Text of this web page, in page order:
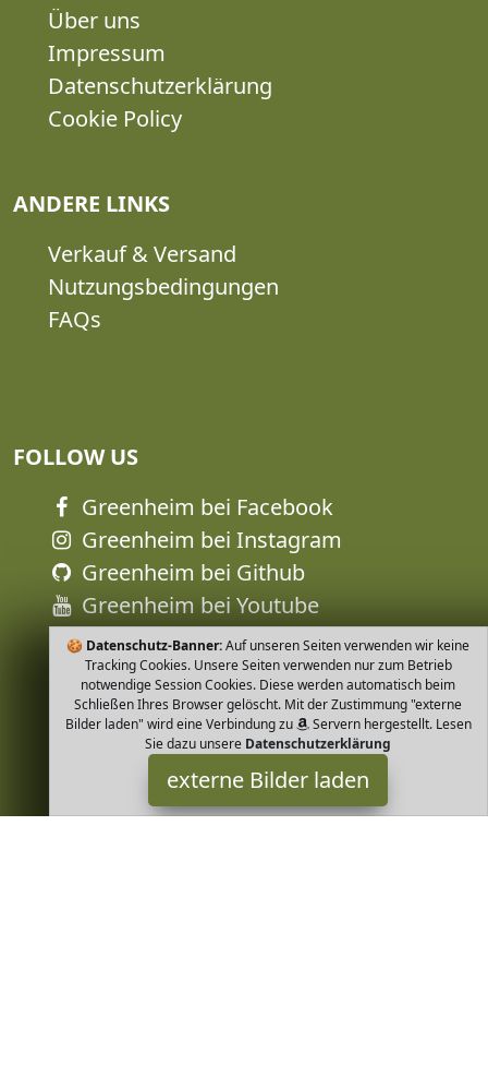
🍪 Datenschutz-Banner:Auf unseren Seiten verwenden wir keine
Tracking Cookies. Unsere Seiten verwenden nur zum Betrieb
notwendige Session Cookies. Diese werden automatisch beim
Schließen Ihres Browser gelöscht. Mit der Zustimmung "externe
Bilder laden" wird eine Verbindung zu
Servern hergestellt. Lesen
Sie dazu unsere Datenschutzerklärung
externe Bilder laden
Über uns
Impressum
Datenschutzerklärung
Cookie Policy
ANDERE LINKS
Verkauf & Versand
Nutzungsbedingungen
FAQs
FOLLOW US
Greenheim bei Facebook
Greenheim bei Instagram
Greenheim bei Github
Greenheim bei Youtube